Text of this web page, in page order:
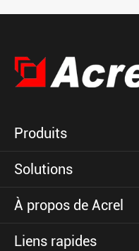
Produits
Solutions
À propos de Acrel
Liens rapides